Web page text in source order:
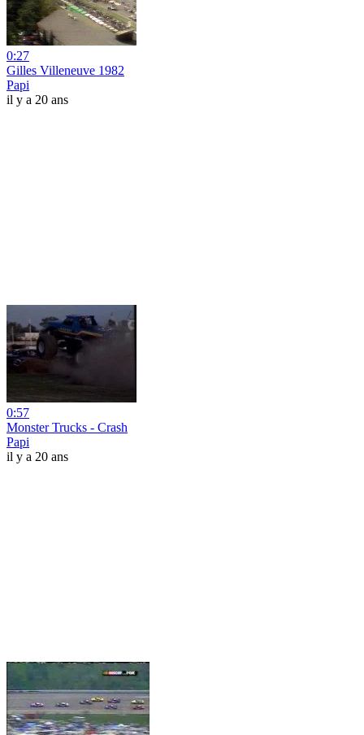
0:27
Gilles Villeneuve 1982
Papi
il y a 20 ans
0:57
Monster Trucks - Crash
Papi
il y a 20 ans